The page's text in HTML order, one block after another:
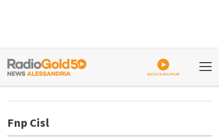
ASCOLTA GOLDPLAY
Fnp Cisl